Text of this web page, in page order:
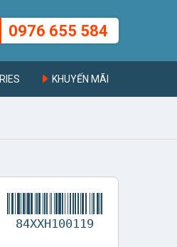
0976 655 584
KHUYẾN MÃI
84XXH100119